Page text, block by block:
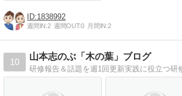
1838992
週間IN:2 週間OUT:0 月間IN:2
10
山本志のぶ「木の葉」ブログ